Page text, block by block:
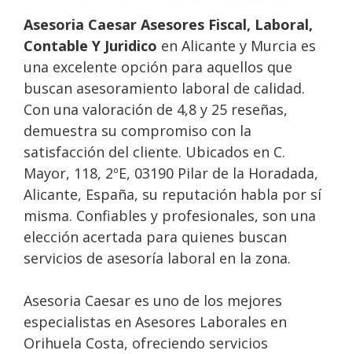
Asesoria Caesar Asesores Fiscal, Laboral,
Contable Y Juridico en Alicante y Murcia es
una excelente opción para aquellos que
buscan asesoramiento laboral de calidad.
Con una valoración de 4,8 y 25 reseñas,
demuestra su compromiso con la
satisfacción del cliente. Ubicados en C.
Mayor, 118, 2ºE, 03190 Pilar de la Horadada,
Alicante, España, su reputación habla por sí
misma. Confiables y profesionales, son una
elección acertada para quienes buscan
servicios de asesoría laboral en la zona.
Asesoria Caesar es uno de los mejores
especialistas en Asesores Laborales en
Orihuela Costa, ofreciendo servicios